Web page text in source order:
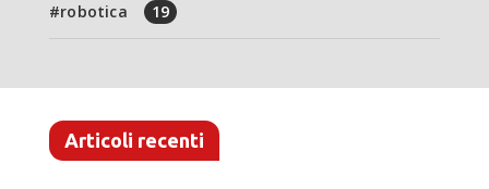
robotica 19
Articoli recenti